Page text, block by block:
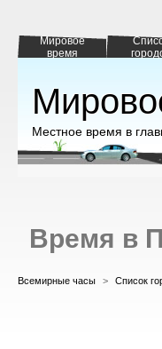
Мировое
время
Местное время в
Время в
Всемирные часы > Список